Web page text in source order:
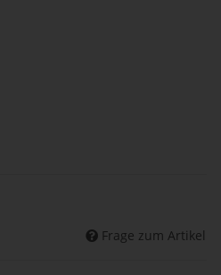
Frage zum Artikel